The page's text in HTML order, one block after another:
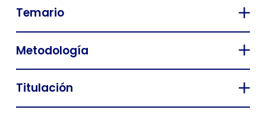
Temario
Metodología
Titulación